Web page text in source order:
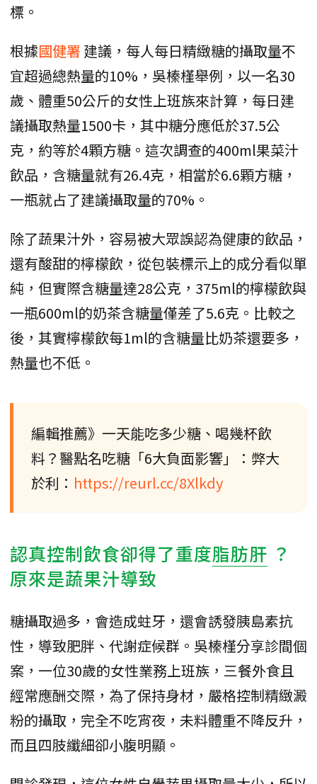
標。
根據國健署 建議，每人每日精緻糖的攝取量不
宜超過總熱量的10%，吳榛槿舉例，以一名30
歲、體重50公斤的女性上班族來計算，每日建
議攝取熱量1500卡，其中糖分應低於37.5公
克，約等於4顆方糖。這次調查的400ml果菜汁
飲品，含糖量就有26.4克，相當於6.6顆方糖，
一瓶就占了建議攝取量的70%。
除了蔬果汁外，容易被大眾誤認為健康的飲品，
還有酸甜的檸檬飲，從包裝標示上的成分看似單
純，但實際含糖量達28公克，375ml的檸檬飲與
一瓶600ml的奶茶含糖量僅差了5.6克。比較之
後，其實檸檬飲每1ml的含糖量比奶茶還要多，
熱量也不低。
編輯推薦》一天能吃多少糖、喝幾杯飲
料？醫點名吃糖「6大負面影響」：弊大
於利： https://reurl.cc/8Xlkdy
認真控制飲食卻得了重度脂肪肝 ？
原來是蔬果汁導致
糖攝取過多，會造成蛀牙，還會誘發胰島素抗
性，導致肥胖、代謝症候群。吳榛槿分享診間個
案，一位30歲的女性業務上班族，三餐外食且
經常應酬交際，為了保持身材，嚴格控制精緻澱
粉的攝取，完全不吃宵夜，未料體重不降反升，
而且四肢纖細卻小腹明顯。